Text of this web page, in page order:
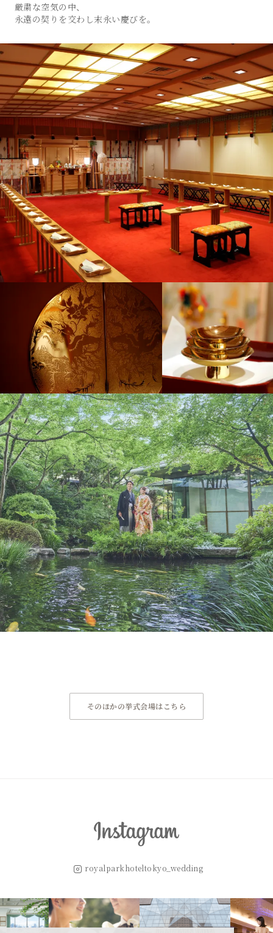
厳粛な空気の中、
永遠の契りを交わし末永い慶びを。
そのほかの挙式会場はこちら
royalparkhoteltokyo_wedding